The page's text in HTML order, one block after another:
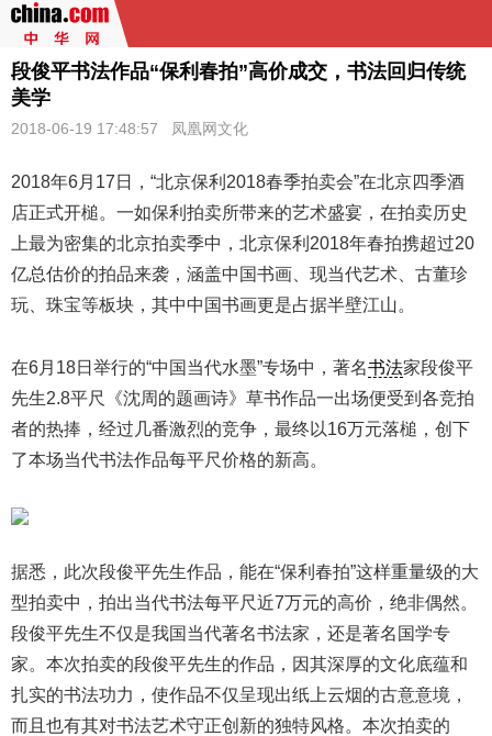
段俊平书法作品“保利春拍”高价成交，书法回归传统
美学
2018-06-19 17:48:57 凤凰网文化
2018年6月17日，“北京保利2018春季拍卖会”在北京四季酒
店正式开槌。一如保利拍卖所带来的艺术盛宴，在拍卖历史
上最为密集的北京拍卖季中，北京保利2018年春拍携超过20
亿总估价的拍品来袭，涵盖中国书画、现当代艺术、古董珍
玩、珠宝等板块，其中中国书画更是占据半壁江山。
在6月18日举行的“中国当代水墨”专场中，著名书法家段俊平
先生2.8平尺《沈周的题画诗》草书作品一出场便受到各竞拍
者的热捧，经过几番激烈的竞争，最终以16万元落槌，创下
了本场当代书法作品每平尺价格的新高。
据悉，此次段俊平先生作品，能在“保利春拍”这样重量级的大
型拍卖中，拍出当代书法每平尺近7万元的高价，绝非偶然。
段俊平先生不仅是我国当代著名书法家，还是著名国学专
家。本次拍卖的段俊平先生的作品，因其深厚的文化底蕴和
扎实的书法功力，使作品不仅呈现出纸上云烟的古意意境，
而且也有其对书法艺术守正创新的独特风格。本次拍卖的